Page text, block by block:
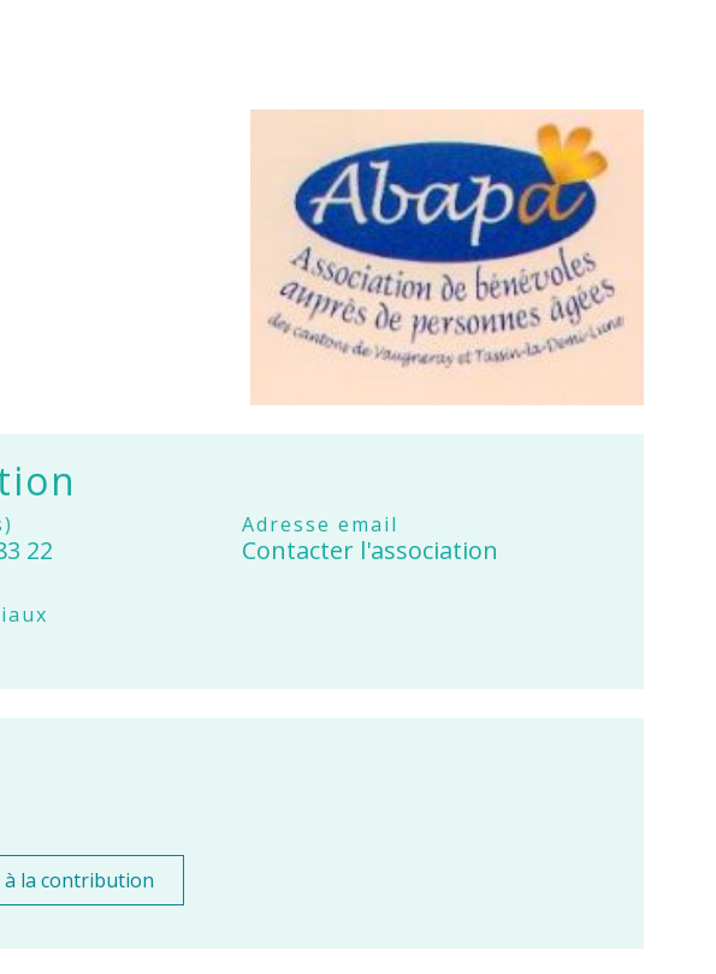
22
Adresse email
Contacter l'association
à la contribution